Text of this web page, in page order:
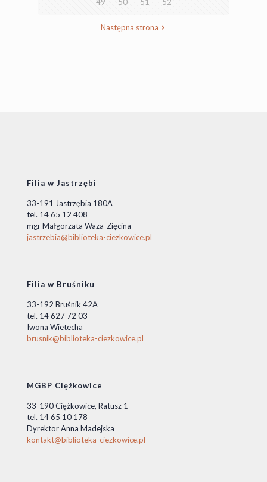
49 50 51 52
Następna strona
Filia w Jastrzębi
33-191 Jastrzębia 180A
tel. 14 65 12 408
mgr Małgorzata Waza-Zięcina
jastrzebia@biblioteka-ciezkowice.pl
Filia w Bruśniku
33-192 Bruśnik 42A
tel. 14 627 72 03
Iwona Wietecha
brusnik@biblioteka-ciezkowice.pl
MGBP Ciężkowice
33-190 Ciężkowice, Ratusz 1
tel. 14 65 10 178
Dyrektor Anna Madejska
kontakt@biblioteka-ciezkowice.pl